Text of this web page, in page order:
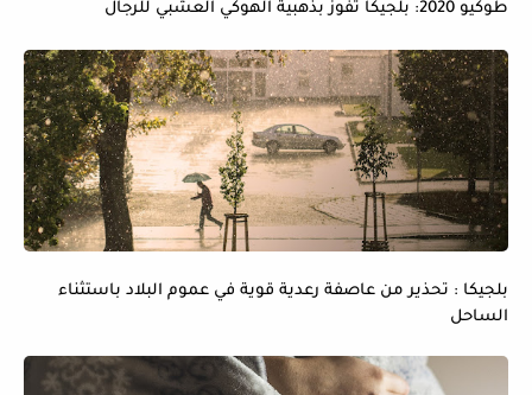
طوكيو 2020: بلجيكا تفوز بذهبية الهوكي العشبي للرجال
بلجيكا : تحذير من عاصفة رعدية قوية في عموم البلاد باستثناء
الساحل